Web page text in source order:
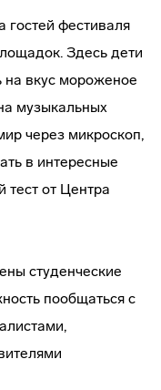
гостей фестиваля
Здесь дети
на вкус мороженое
музыкальных
через микроскоп,
в интересные
тест от Центра
студенческие
пообщаться с